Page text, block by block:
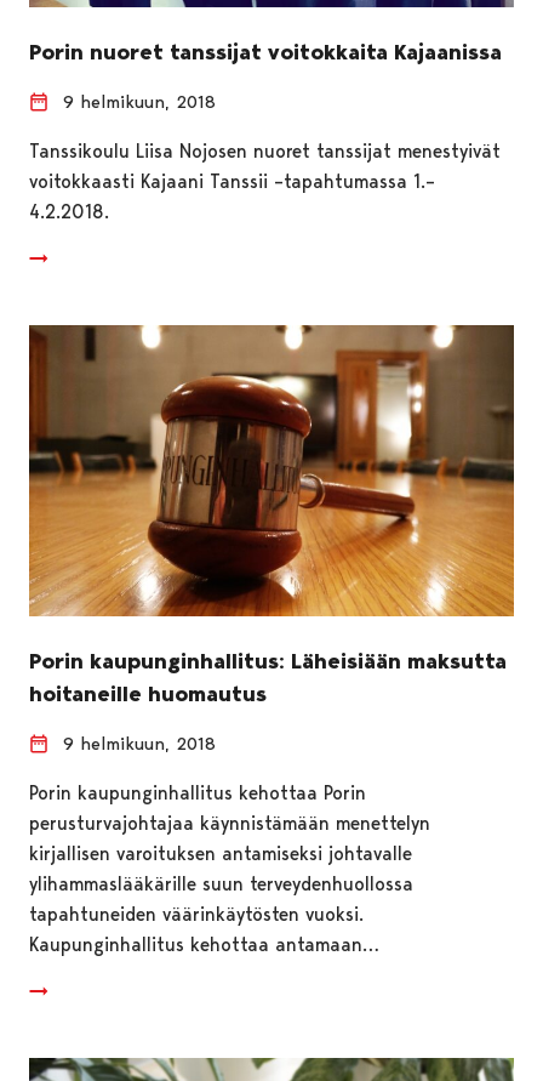
Porin nuoret tanssijat voitokkaita Kajaanissa
9 helmikuun, 2018
Tanssikoulu Liisa Nojosen nuoret tanssijat menestyivät
voitokkaasti Kajaani Tanssii –tapahtumassa 1.–
4.2.2018.
Porin kaupunginhallitus: Läheisiään maksutta
hoitaneille huomautus
9 helmikuun, 2018
Porin kaupunginhallitus kehottaa Porin
perusturvajohtajaa käynnistämään menettelyn
kirjallisen varoituksen antamiseksi johtavalle
ylihammaslääkärille suun terveydenhuollossa
tapahtuneiden väärinkäytösten vuoksi.
Kaupunginhallitus kehottaa antamaan…